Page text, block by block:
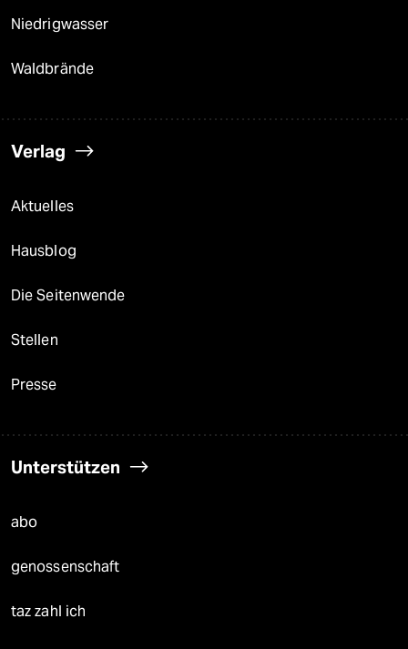
Niedrigwasser
Waldbrände
Verlag
Aktuelles
Hausblog
Die Seitenwende
Stellen
Presse
Unterstützen
abo
genossenschaft
taz zahl ich